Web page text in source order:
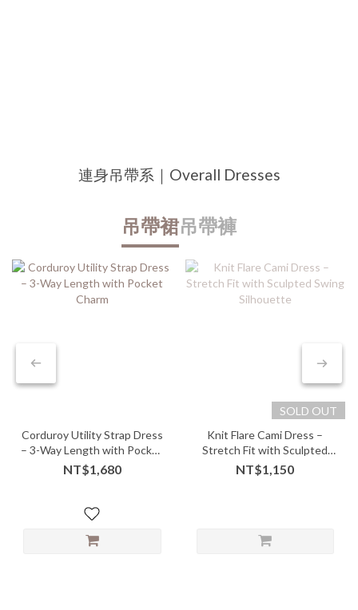
連身吊帶系｜Overall Dresses
吊帶裙吊帶褲
Corduroy Utility Strap Dress
– 3-Way Length with Pocket
Charm
NT$1,680
SOLD OUT
Knit Flare Cami Dress –
Stretch Fit with Sculpted
Swing Silhouette
NT$1,150